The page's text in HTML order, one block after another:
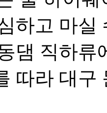
하고 마실
댐 직하류
따라 대구